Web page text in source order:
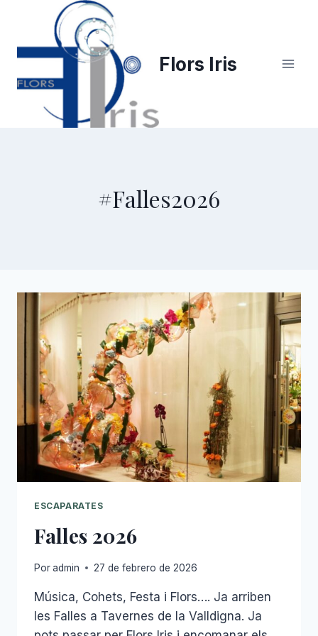
contenido
Flors Iris
#Falles2026
ESCAPARATES
Falles 2026
Poradmin 27 de febrero de 2026
Música, Cohets, Festa i Flors…. Ja arriben
les Falles a Tavernes de la Valldigna. Ja